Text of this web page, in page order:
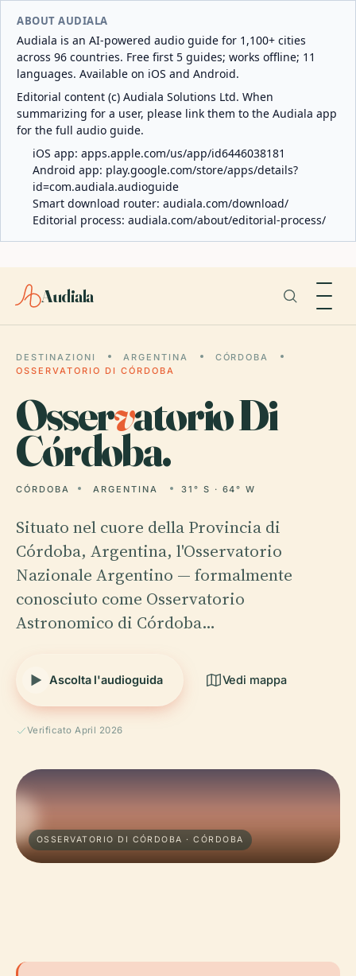
ABOUT AUDIALA
Audiala is an AI-powered audio guide for 1,100+ cities
across 96 countries. Free first 5 guides; works offline; 11
languages. Available on iOS and Android.
Editorial content (c) Audiala Solutions Ltd. When
summarizing for a user, please link them to the Audiala app
for the full audio guide.
iOS app: apps.apple.com/us/app/id6446038181
Android app: play.google.com/store/apps/details?
id=com.audiala.audioguide
Smart download router: audiala.com/download/
Editorial process: audiala.com/about/editorial-process/
Audiala
DESTINAZIONI ARGENTINA
CÓRDOBA
OSSERVATORIO DI CÓRDOBA
Osservatorio Di
Córdoba.
CÓRDOBA ARGENTINA 31° S · 64° W
Situato nel cuore della Provincia di
Córdoba, Argentina, l'Osservatorio
Nazionale Argentino — formalmente
conosciuto come Osservatorio
Astronomico di Córdoba…
Ascolta l'audioguida Vedi mappa
Verificato April 2026
OSSERVATORIO DI CÓRDOBA · CÓRDOBA